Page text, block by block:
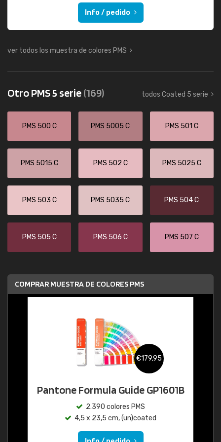
Info / pedido
ver todos los muestra de colores PMS
Otro PMS 5 serie(169) todos Coated 5 serie
PMS 500 C PMS 5005 C PMS 501 C
PMS 5015 C PMS 502 C PMS 5025 C
PMS 503 C PMS 5035 C PMS 504 C
PMS 505 C PMS 506 C PMS 507 C
COMPRAR MUESTRA DE COLORES PMS
€179,95
Pantone Formula Guide GP1601B
2.390 colores PMS
4,5 x 23,5 cm, (un)coated